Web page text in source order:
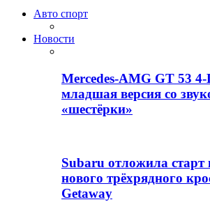
Авто спорт
Новости
Mercedes-AMG GT 53
младшая версия со
«шестёрки»
Subaru отложила старт
нового трёхрядного
Getaway